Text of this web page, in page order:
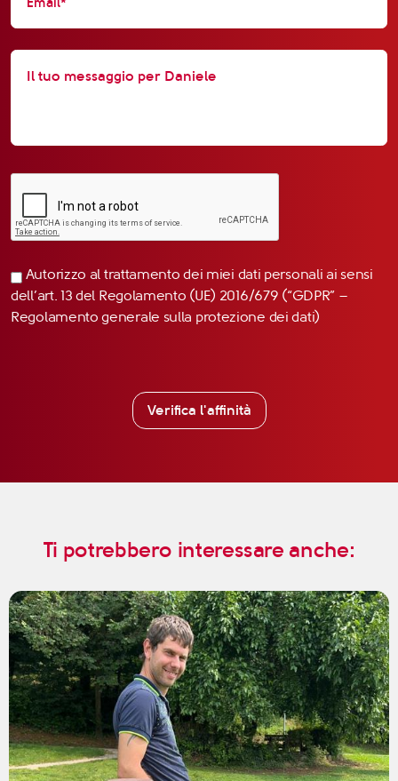
Autorizzo al trattamento dei miei dati personali ai sensi
dell’art. 13 del Regolamento (UE) 2016/679 (“GDPR” –
Regolamento generale sulla protezione dei dati)
Verifica l'affinità
Ti potrebbero interessare anche: